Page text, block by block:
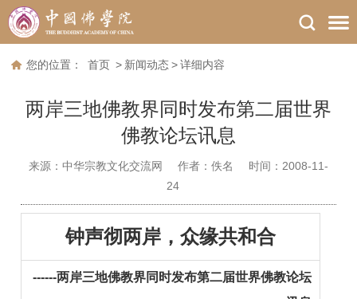
您的位置： 首页 > 新闻动态 > 详细内容
两岸三地佛教界同时发布第二届世界
佛教论坛讯息
来源： 中华宗教文化交流网 作者： 佚名
时间：2008-11-
24
钟声彻两岸，众缘共和合
------两岸三地佛教界同时发布第二届世界佛教论坛